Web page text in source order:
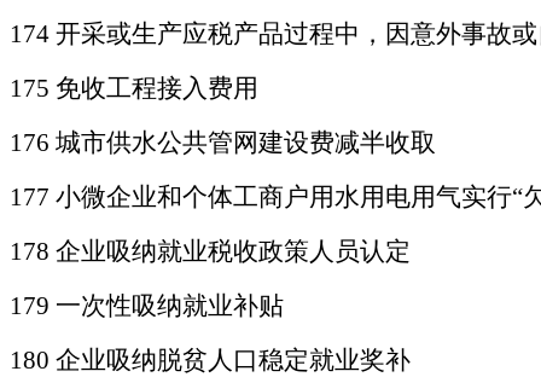
174 开采或生产应税产品过程中，因意外事故
175 免收工程接入费用
176 城市供水公共管网建设费减半收取
177 小微企业和个体工商户用水用电用气实行“
178 企业吸纳就业税收政策人员认定
179 一次性吸纳就业补贴
180 企业吸纳脱贫人口稳定就业奖补